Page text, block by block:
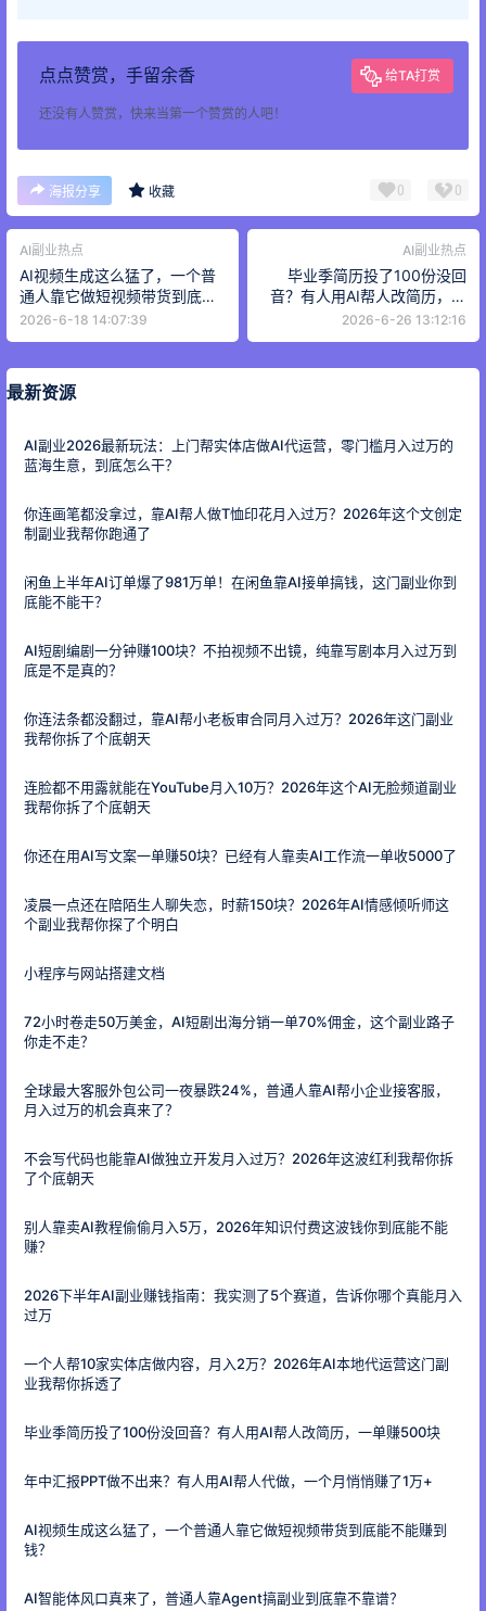
点点赞赏，手留余香 给TA打赏
还没有人赞赏，快来当第一个赞赏的人吧！
海报分享 收藏 0 0
AI副业热点
AI视频生成这么猛了，一个普
通人靠它做短视频带货到底能
不能赚到钱？
2026-6-18 14:07:39
AI副业热点
毕业季简历投了100份没回
音？有人用AI帮人改简历，一
单赚500块
2026-6-26 13:12:16
最新资源
AI副业2026最新玩法：上门帮实体店做AI代运营，零门槛月入过万的
蓝海生意，到底怎么干？
你连画笔都没拿过，靠AI帮人做T恤印花月入过万？2026年这个文创定
制副业我帮你跑通了
闲鱼上半年AI订单爆了981万单！在闲鱼靠AI接单搞钱，这门副业你到
底能不能干？
AI短剧编剧一分钟赚100块？不拍视频不出镜，纯靠写剧本月入过万到
底是不是真的？
你连法条都没翻过，靠AI帮小老板审合同月入过万？2026年这门副业
我帮你拆了个底朝天
连脸都不用露就能在YouTube月入10万？2026年这个AI无脸频道副业
我帮你拆了个底朝天
你还在用AI写文案一单赚50块？已经有人靠卖AI工作流一单收5000了
凌晨一点还在陪陌生人聊失恋，时薪150块？2026年AI情感倾听师这
个副业我帮你探了个明白
小程序与网站搭建文档
72小时卷走50万美金，AI短剧出海分销一单70%佣金，这个副业路子
你走不走？
全球最大客服外包公司一夜暴跌24%，普通人靠AI帮小企业接客服，
月入过万的机会真来了？
不会写代码也能靠AI做独立开发月入过万？2026年这波红利我帮你拆
了个底朝天
别人靠卖AI教程偷偷月入5万，2026年知识付费这波钱你到底能不能
赚？
2026下半年AI副业赚钱指南：我实测了5个赛道，告诉你哪个真能月入
过万
一个人帮10家实体店做内容，月入2万？2026年AI本地代运营这门副
业我帮你拆透了
毕业季简历投了100份没回音？有人用AI帮人改简历，一单赚500块
年中汇报PPT做不出来？有人用AI帮人代做，一个月悄悄赚了1万+
AI视频生成这么猛了，一个普通人靠它做短视频带货到底能不能赚到
钱？
AI智能体风口真来了，普通人靠Agent搞副业到底靠不靠谱？